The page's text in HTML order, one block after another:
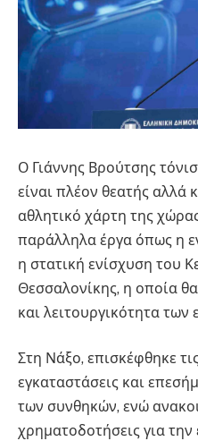
Ο Γιάννης Βρούτσης
είναι πλέον θεατής αλλά
αθλητικό χάρτη της
παράλληλα έργα όπως η
η στατική ενίσχυση του
Θεσσαλονίκης, η οποία
και λειτουργικότητα των
Στη Νάξο, επισκέφθηκε
εγκαταστάσεις και
των συνθηκών, ενώ
χρηματοδοτήσεις για